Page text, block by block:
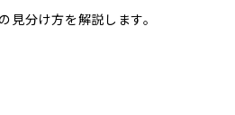
分け方を解説します。